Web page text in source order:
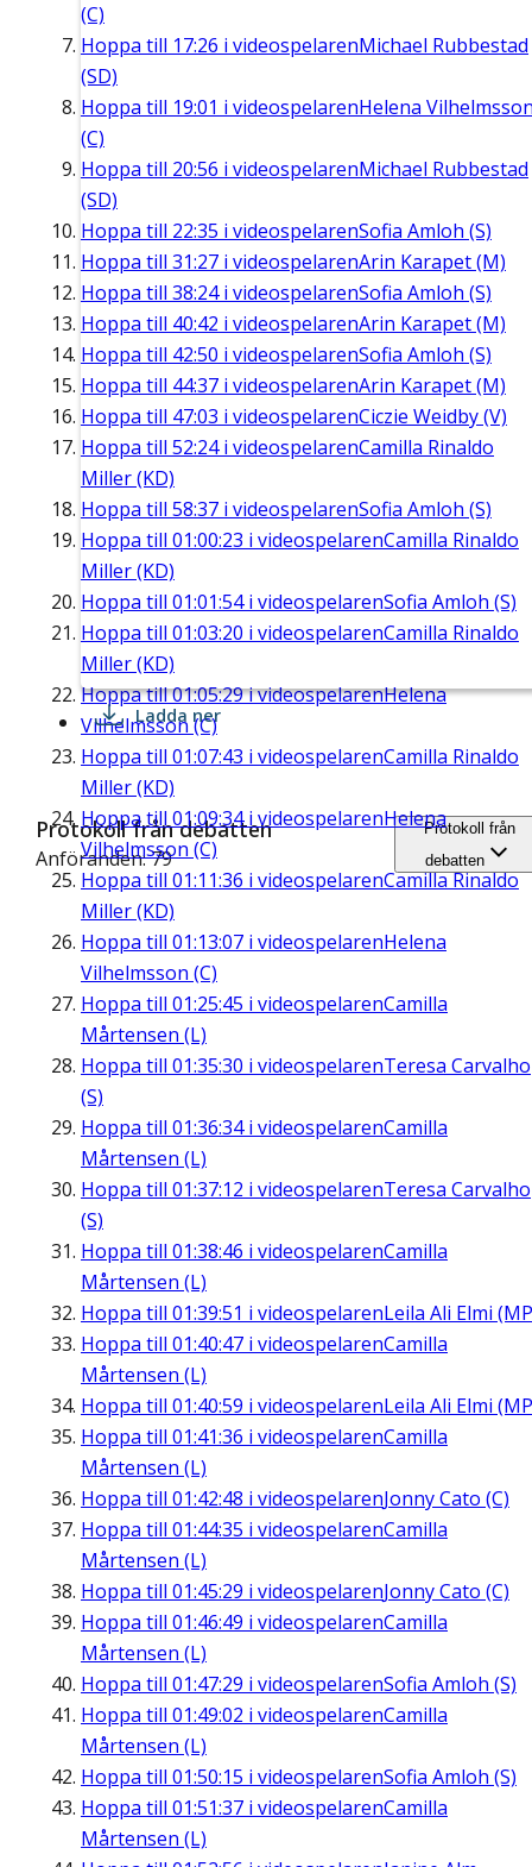
(C)
Hoppa till 17:26 i videospelarenMichael Rubbestad
(SD)
Hoppa till 19:01 i videospelarenHelena
(C)
Hoppa till 20:56 i videospelarenMichael Rubbestad
(SD)
Hoppa till 22:35 i videospelarenSofia Amloh (S)
Hoppa till 31:27 i videospelarenArin Karapet (M)
Hoppa till 38:24i videospelarenSofia Amloh (S)
Hoppa till 40:42 i videospelarenArin Karapet (M)
Hoppa till 42:50 i videospelarenSofia Amloh (S)
Hoppa till 44:37 i videospelarenArin Karapet (M)
Hoppa till 47:03 i videospelarenCiczie Weidby (V)
Hoppa till 52:24i videospelarenCamilla Rinaldo
Miller (KD)
Hoppa till 58:37 i videospelarenSofia Amloh (S)
Hoppa till 01:00:23 i videospelarenCamilla Rinaldo
Miller (KD)
Hoppa till 01:01:54i videospelarenSofia Amloh (S)
Hoppa till 01:03:20 i videospelarenCamilla Rinaldo
Miller (KD)
Hoppa till01:05:29i videospelarenHelena
Vilhelmsson (C)
Hoppa till 01:07:43 i videospelarenCamilla Rinaldo
Miller (KD)
Hoppa till 01:09:34i videospelarenHelena
Vilhelmsson (C)
Hoppa till 01:11:36 i videospelarenCamilla Rinaldo
Miller (KD)
Hoppa till 01:13:07 i videospelarenHelena
Vilhelmsson (C)
Hoppa till 01:25:45 i videospelarenCamilla
Mårtensen (L)
Hoppa till 01:35:30 i videospelarenTeresa Carvalho
(S)
Hoppa till 01:36:34i videospelarenCamilla
Mårtensen (L)
Hoppa till 01:37:12 i videospelarenTeresa Carvalho
(S)
Hoppa till 01:38:46 i videospelarenCamilla
Mårtensen (L)
Hoppa till 01:39:51 i videospelarenLeila Ali Elmi
Hoppa till 01:40:47 i videospelarenCamilla
Mårtensen (L)
Hoppa till 01:40:59 i videospelarenLeila Ali Elmi
Hoppa till 01:41:36 i videospelarenCamilla
Mårtensen (L)
Hoppa till 01:42:48 i videospelarenJonny Cato (C)
Hoppa till 01:44:35 i videospelarenCamilla
Mårtensen (L)
Hoppa till 01:45:29 i videospelarenJonny Cato (C)
Hoppa till 01:46:49 i videospelarenCamilla
Mårtensen (L)
Hoppa till 01:47:29 i videospelarenSofia Amloh (S)
Hoppa till 01:49:02 i videospelarenCamilla
Mårtensen (L)
Hoppa till 01:50:15 i videospelarenSofia Amloh (S)
Hoppa till 01:51:37 i videospelarenCamilla
Mårtensen (L)
Ladda ner
Protokoll från debatten
Anföranden: 79
Protokoll från
debatten